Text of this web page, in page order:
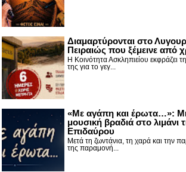
Διαμαρτύρονται στο
Πειραιώς που ξέμεινε από
Η Κοινότητα Ασκληπιείου εκφράζει
της για το γεγ...
«Με αγάπη και έρωτα…»:
μουσική βραδιά στο λιμάνι
Επιδαύρου
Μετά τη ζωντάνια, τη χαρά και την
της παραμονή...